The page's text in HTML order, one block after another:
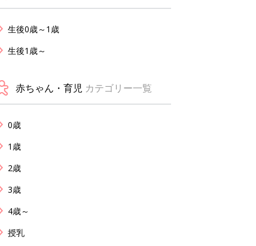
生後0歳～1歳
生後1歳～
赤ちゃん・育児 カテゴリー一覧
0歳
1歳
2歳
3歳
4歳～
授乳